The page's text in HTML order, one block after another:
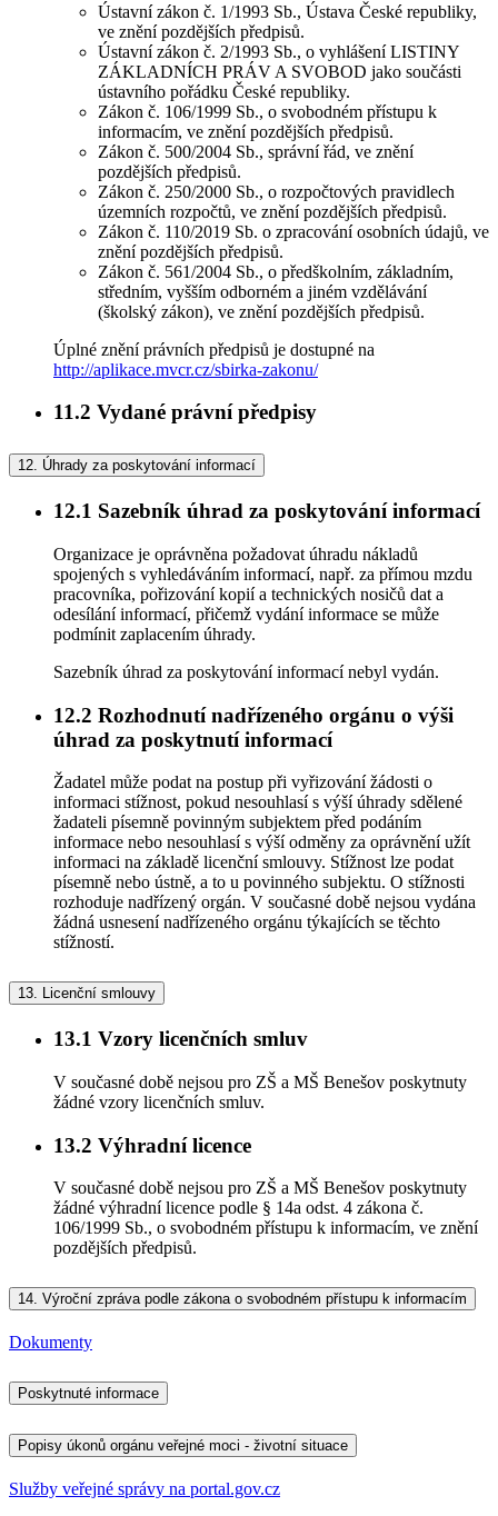
Ústavní zákon č. 1/1993 Sb., Ústava České republiky,
ve znění pozdějších předpisů.
Ústavní zákon č. 2/1993 Sb., o vyhlášení LISTINY
ZÁKLADNÍCH PRÁV A SVOBOD jako součásti
ústavního pořádku České republiky.
Zákon č. 106/1999 Sb., o svobodném přístupu k
informacím, ve znění pozdějších předpisů.
Zákon č. 500/2004 Sb., správní řád, ve znění
pozdějších předpisů.
Zákon č. 250/2000 Sb., o rozpočtových pravidlech
územních rozpočtů, ve znění pozdějších předpisů.
Zákon č. 110/2019 Sb. o zpracování osobních údajů, ve
znění pozdějších předpisů.
Zákon č. 561/2004 Sb., o předškolním, základním,
středním, vyšším odborném a jiném vzdělávání
(školský zákon), ve znění pozdějších předpisů.
Úplné znění právních předpisů je dostupné na
http://aplikace.mvcr.cz/sbirka-zakonu/
11.2 Vydané právní předpisy
12. Úhrady za poskytování informací
12.1 Sazebník úhrad za poskytování informací
Organizace je oprávněna požadovat úhradu nákladů
spojených s vyhledáváním informací, např. za přímou mzdu
pracovníka, pořizování kopií a technických nosičů dat a
odesílání informací, přičemž vydání informace se může
podmínit zaplacením úhrady.
Sazebník úhrad za poskytování informací nebyl vydán.
12.2 Rozhodnutí nadřízeného orgánu o výši
úhrad za poskytnutí informací
Žadatel může podat na postup při vyřizování žádosti o
informaci stížnost, pokud nesouhlasí s výší úhrady sdělené
žadateli písemně povinným subjektem před podáním
informace nebo nesouhlasí s výší odměny za oprávnění užít
informaci na základě licenční smlouvy. Stížnost lze podat
písemně nebo ústně, a to u povinného subjektu. O stížnosti
rozhoduje nadřízený orgán. V současné době nejsou vydána
žádná usnesení nadřízeného orgánu týkajících se těchto
stížností.
13. Licenční smlouvy
13.1 Vzory licenčních smluv
V současné době nejsou pro ZŠ a MŠ Benešov poskytnuty
žádné vzory licenčních smluv.
13.2 Výhradní licence
V současné době nejsou pro ZŠ a MŠ Benešov poskytnuty
žádné výhradní licence podle § 14a odst. 4 zákona č.
106/1999 Sb., o svobodném přístupu k informacím, ve znění
pozdějších předpisů.
14. Výroční zpráva podle zákona o svobodném přístupu k informacím
Dokumenty
Poskytnuté informace
Popisy úkonů orgánu veřejné moci - životní situace
Služby veřejné správy na portal.gov.cz